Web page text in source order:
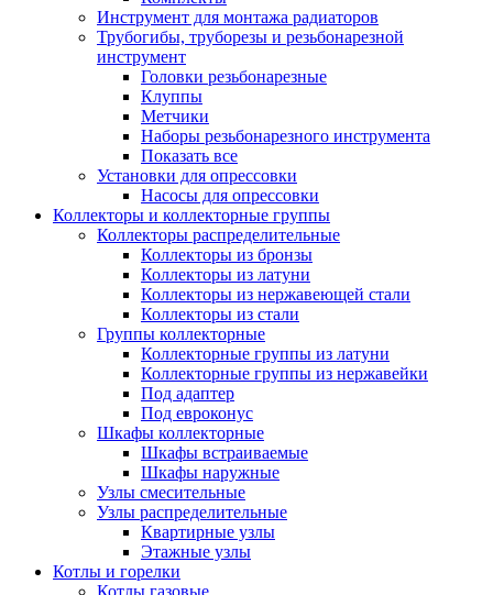
Инструмент для монтажа радиаторов
Трубогибы, труборезы и резьбонарезной
инструмент
Головки резьбонарезные
Клуппы
Метчики
Наборы резьбонарезного инструмента
Показать все
Установки для опрессовки
Насосы для опрессовки
Коллекторы и коллекторные группы
Коллекторы распределительные
Коллекторы из бронзы
Коллекторы из латуни
Коллекторы из нержавеющей стали
Коллекторы из стали
Группы коллекторные
Коллекторные группы из латуни
Коллекторные группы из нержавейки
Под адаптер
Под евроконус
Шкафы коллекторные
Шкафы встраиваемые
Шкафы наружные
Узлы смесительные
Узлы распределительные
Квартирные узлы
Этажные узлы
Котлы и горелки
Котлы газовые